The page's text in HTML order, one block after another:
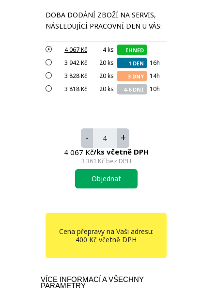
DOBA DODÁNÍ ZBOŽÍ NA SERVIS,
NÁSLEDUJÍCÍ PRACOVNÍ DEN U VÁS:
4 067 Kč 4 ks IHNED
3 942 Kč 20 ks 1 DEN
16h
3 828 Kč
20 ks 3 DNY
14h
3 818 Kč
20 ks 4-6 DNÍ 10h
- +
4 067 Kč/ks včetně DPH
3 361 Kčbez DPH
Objednat
Cena přepravy na Vaši adresu:
400 Kč včetně DPH
VÍCE INFORMACÍ A VŠECHNY
PARAMETRY